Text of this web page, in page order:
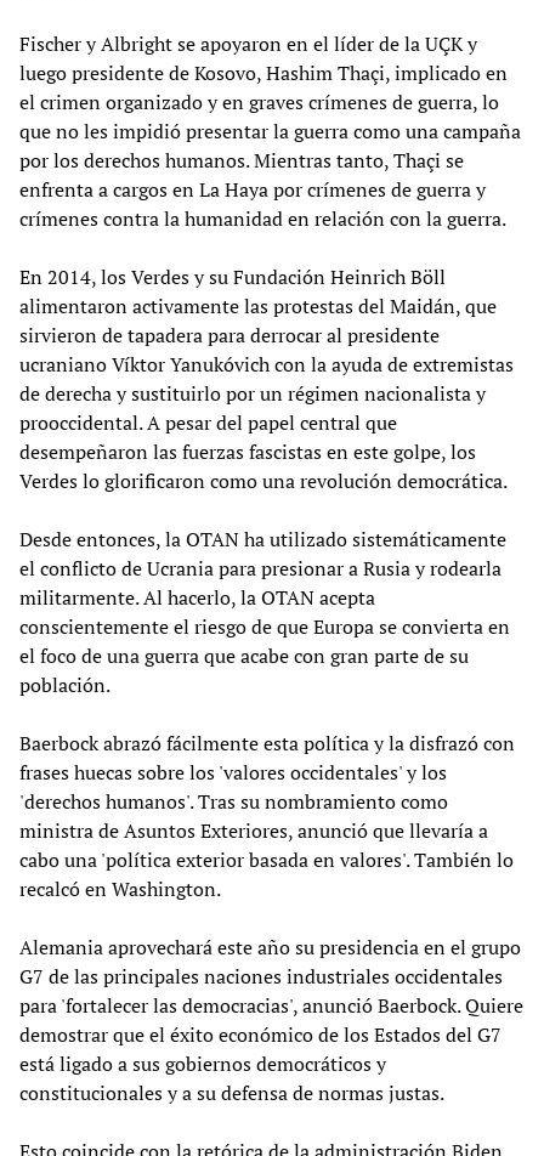
Fischer y Albright se apoyaron en el líder de la UÇK y
luego presidente de Kosovo, Hashim Thaçi, implicado en
el crimen organizado y en graves crímenes de guerra, lo
que no les impidió presentar la guerra como una campaña
por los derechos humanos. Mientras tanto, Thaçi se
enfrenta a cargos en La Haya por crímenes de guerra y
crímenes contra la humanidad en relación con la guerra.
En 2014, los Verdes y su Fundación Heinrich Böll
alimentaron activamente las protestas del Maidán, que
sirvieron de tapadera para derrocar al presidente
ucraniano Víktor Yanukóvich con la ayuda de extremistas
de derecha y sustituirlo por un régimen nacionalista y
prooccidental. A pesar del papel central que
desempeñaron las fuerzas fascistas en este golpe, los
Verdes lo glorificaron como una revolución democrática.
Desde entonces, la OTAN ha utilizado sistemáticamente
el conflicto de Ucrania para presionar a Rusia y rodearla
militarmente. Al hacerlo, la OTAN acepta
conscientemente el riesgo de que Europa se convierta en
el foco de una guerra que acabe con gran parte de su
población.
Baerbock abrazó fácilmente esta política y la disfrazó con
frases huecas sobre los 'valores occidentales' y los
'derechos humanos'. Tras su nombramiento como
ministra de Asuntos Exteriores, anunció que llevaría a
cabo una 'política exterior basada en valores'. También lo
recalcó en Washington.
Alemania aprovechará este año su presidencia en el grupo
G7 de las principales naciones industriales occidentales
para 'fortalecer las democracias', anunció Baerbock. Quiere
demostrar que el éxito económico de los Estados del G7
está ligado a sus gobiernos democráticos y
constitucionales y a su defensa de normas justas.
Esto coincide con la retórica de la administración Biden,